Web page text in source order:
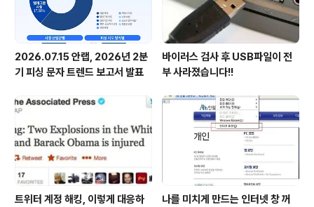
2026.07.15 안랩, 2026년 2분
기 피싱 문자 트렌드 보고서 발표
바이러스 검사 후 USB파일이 전
부 사라졌습니다!!
트위터 계정 해킹, 이렇게 대응하 나를 미치게 만드는 인터넷 창 꺼